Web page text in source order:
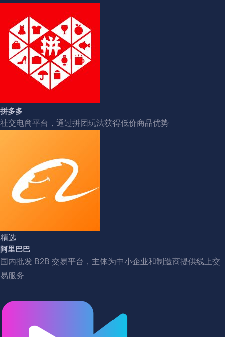
拼多多
社交电商平台，通过拼团玩法获得低价商品优势
精选
阿里巴巴
国内批发 B2B 交易平台，主体为中小企业和制造商提供线上交
易服务